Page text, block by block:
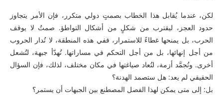
لكن، عندما يُقابل هذا الخطاب بصمتٍ دولي متكرر، فإن الأمر يتجاوز
حدود العجز، ليقترب من شكلٍ من أشكال التواطؤ. صمتٌ لا يوقف
الحرب، بل يمنحها غطاءً للاستمرار، ففي هذه المنطقة، لا تُدار الحروب
من أجل إنهائها، بل من أجل التحكم في مساراتها. تُهدّأ جبهة، لتُشعل
أخرى. وتُجمَّد أزمة، لتُعاد صياغتها في مكان مختلف، لذلك، فإن السؤال
الحقيقي لم يعد: هل ستصمد الهدنة؟
بل: إلى متى يمكن لهذا الفصل المصطنع بين الجبهات أن يستمر؟